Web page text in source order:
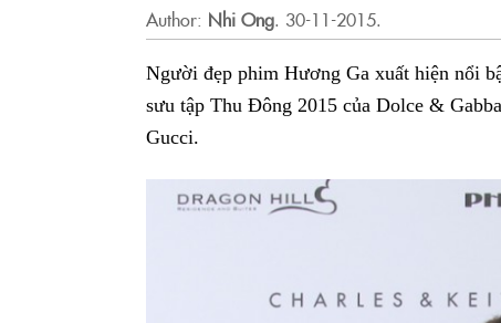
Author: Nhi Ong. 30-11-2015.
Người đẹp phim Hương Ga xuất hiện nổi
sưu tập Thu Đông 2015 của Dolce &
Gucci.